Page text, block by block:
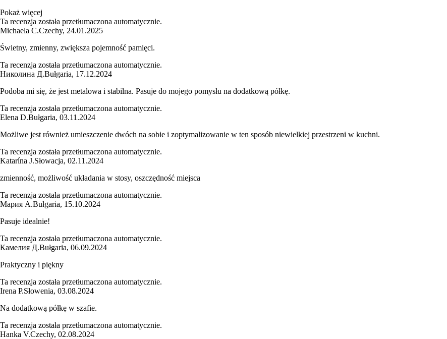
Pokaż więcej
Ta recenzja została przetłumaczona automatycznie.
Michaela C.Czechy, 24.01.2025
Świetny, zmienny, zwiększa pojemność pamięci.
Ta recenzja została przetłumaczona automatycznie.
Николина Д.Bułgaria, 17.12.2024
Podoba mi się, że jest metalowa i stabilna. Pasuje do mojego pomysłu na dodatkową półkę.
Ta recenzja została przetłumaczona automatycznie.
Elena D.Bułgaria, 03.11.2024
Możliwe jest również umieszczenie dwóch na sobie i zoptymalizowanie w ten sposób niewielkiej przestrzeni w kuchni.
Ta recenzja została przetłumaczona automatycznie.
Katarína J.Słowacja, 02.11.2024
zmienność, możliwość układania w stosy, oszczędność miejsca
Ta recenzja została przetłumaczona automatycznie.
Мария А.Bułgaria, 15.10.2024
Pasuje idealnie!
Ta recenzja została przetłumaczona automatycznie.
Камелия Д.Bułgaria, 06.09.2024
Praktyczny i piękny
Ta recenzja została przetłumaczona automatycznie.
Irena P.Słowenia, 03.08.2024
Na dodatkową półkę w szafie.
Ta recenzja została przetłumaczona automatycznie.
Hanka V.Czechy, 02.08.2024